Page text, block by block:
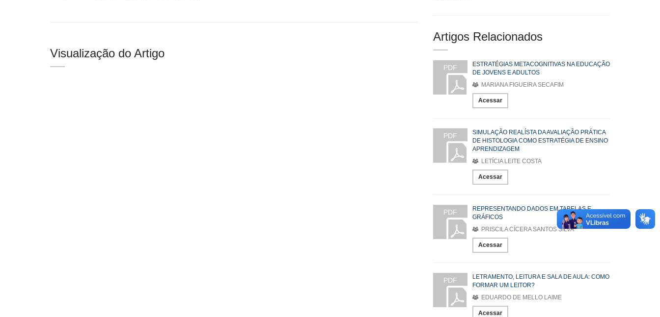
Visualização do Artigo
Artigos Relacionados
PDF
ESTRATÉGIAS METACOGNITIVAS NA EDUCAÇÃO
DE JOVENS E ADULTOS
MARIANA FIGUEIRA SECAFIM
Acessar
PDF
SIMULAÇÃO REALÍSTA DA AVALIAÇÃO PRÁTICA
DE HISTOLOGIA COMO ESTRATÉGIA DE ENSINO
APRENDIZAGEM
LETÍCIA LEITE COSTA
Acessar
PDF
REPRESENTANDO DADOS EM TABELAS E
GRÁFICOS
PRISCILA CÍCERA SANTOS SILVA
Acessar
PDF
LETRAMENTO, LEITURA E SALA DE AULA: COMO
FORMAR UM LEITOR?
EDUARDO DE MELLO LAIME
Acessar